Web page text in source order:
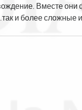
Вместе
так и более сложные